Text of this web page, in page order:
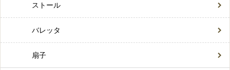
ストール
バレッタ
扇子